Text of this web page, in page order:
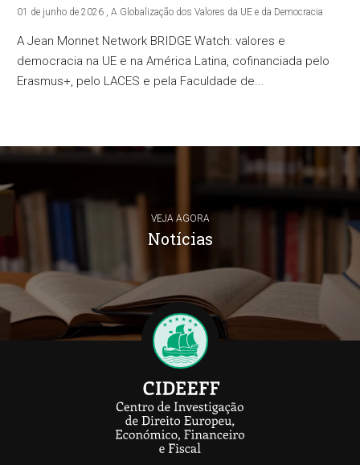
01 de junho de 2026 , A Globalização dos Valores da UE e da Democracia
A Jean Monnet Network BRIDGE Watch: valores e
democracia na UE e na América Latina, cofinanciada pelo
Erasmus+, pelo LACES e pela Faculdade de...
VEJA AGORA
Notícias